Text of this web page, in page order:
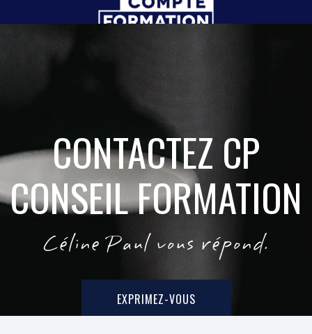
CONTACTEZ CP
CONSEIL FORMATION
Céline Paul vous répond.
EXPRIMEZ-VOUS